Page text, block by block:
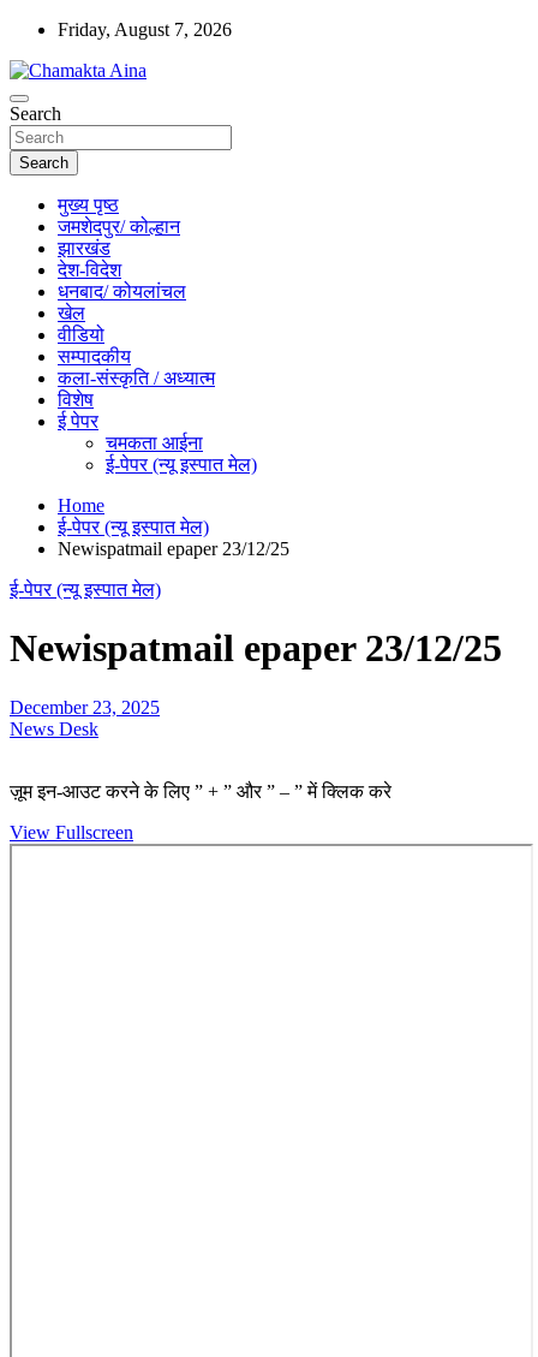
Skip
content
Friday, August 7, 2026
Chamakta Aina
Hindi News Paper – Jharkhand
Search
Search
मुख्य पृष्ठ
जमशेदपुर/ कोल्हान
झारखंड
देश-विदेश
धनबाद/ कोयलांचल
खेल
वीडियो
सम्पादकीय
कला-संस्कृति / अध्यात्म
विशेष
ई पेपर
चमकता आईना
ई-पेपर (न्यू इस्पात मेल)
Home
ई-पेपर (न्यू इस्पात मेल)
Newispatmail epaper 23/12/25
ई-पेपर (न्यू इस्पात मेल)
Newispatmail epaper 23/12/25
December 23, 2025
News Desk
ज़ूम इन-आउट करने के लिए ” + ” और ” – ” में क्लिक करे
View Fullscreen
Skip